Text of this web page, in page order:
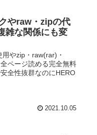
やraw・zipの代
雑な関係にも変
やzip・raw(rar)・
ページ読める完全無料
全性抜群なのにHERO
2021.10.05